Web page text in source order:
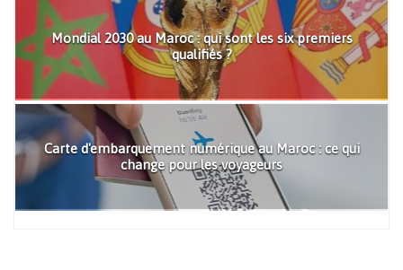
Mondial 2030 au Maroc : qui sont les six premiers
qualifiés ?
Carte d'embarquement numérique au Maroc : ce qui
change pour les voyageurs